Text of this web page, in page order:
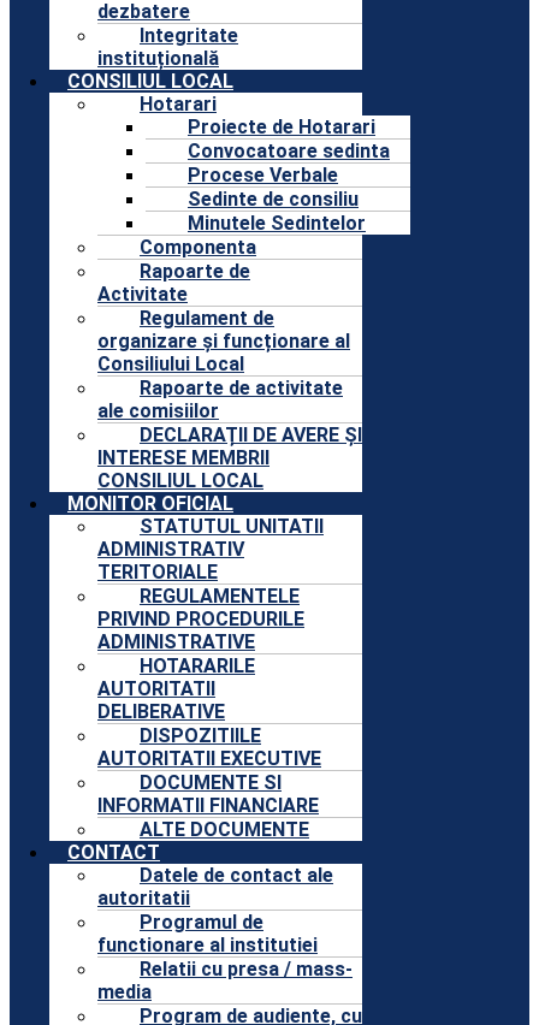
dezbatere
Integritate
instituțională
CONSILIUL LOCAL
Hotarari
Proiecte de Hotarari
Convocatoare sedinta
Procese Verbale
Sedinte de consiliu
Minutele Sedintelor
Componenta
Rapoarte de
Activitate
Regulament de
organizare și funcționare al
Consiliului Local
Rapoarte de activitate
ale comisiilor
DECLARAȚII DE AVERE ȘI
INTERESE MEMBRII
CONSILIUL LOCAL
MONITOR OFICIAL
STATUTUL UNITATII
ADMINISTRATIV
TERITORIALE
REGULAMENTELE
PRIVIND PROCEDURILE
ADMINISTRATIVE
HOTARARILE
AUTORITATII
DELIBERATIVE
DISPOZITIILE
AUTORITATII EXECUTIVE
DOCUMENTE SI
INFORMATII FINANCIARE
ALTE DOCUMENTE
CONTACT
Datele de contact ale
autoritatii
Programul de
functionare al institutiei
Relatii cu presa / mass-
media
Program de audiente, cu